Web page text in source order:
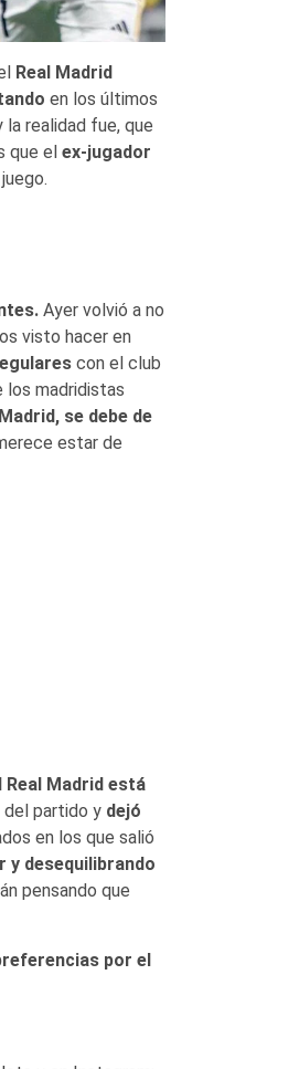
Real Madrid
en los últimos
realidad fue, que
que el ex-jugador
Ayer volvió a no
visto hacer en
con el club
los madridistas
se debe de
estar de
Real Madrid está
del partido y dejó
en los que salió
y desequilibrando
pensando que
por el